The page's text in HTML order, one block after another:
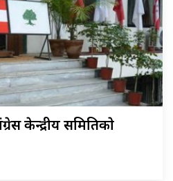
केन्द्रीय समितिकाे